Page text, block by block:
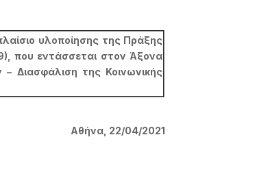
υλοποίησης της Πράξης
που εντάσσεται στον Άξονα
Διασφάλιση της Κοινωνικής
Αθήνα, 22/04/2021